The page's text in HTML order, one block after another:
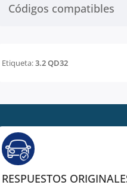
Códigos compatibles
Etiqueta:3.2 QD32
RESPUESTOS